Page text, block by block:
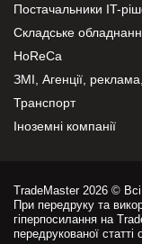
Постачальники IT-
Складське
HoReCa
ЗМІ, Агенції,
Транспорт
Іноземні компанії
TradeMaster 2026 © Всі
При передруку та
гіперпосилання на
передрукованої статті